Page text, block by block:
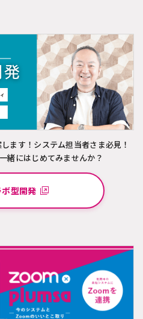
ます！システム担当者さま必見！
緒にはじめてみませんか？
型開発